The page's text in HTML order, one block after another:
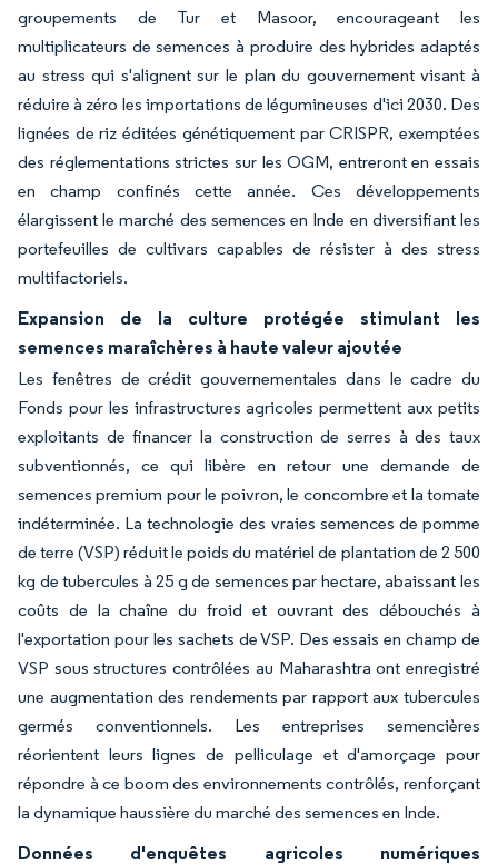
groupements de Tur et Masoor, encourageant les
multiplicateurs de semences à produire des hybrides adaptés
au stress qui s'alignent sur le plan du gouvernement visant à
réduire à zéro les importations de légumineuses d'ici 2030. Des
lignées de riz éditées génétiquement par CRISPR, exemptées
des réglementations strictes sur les OGM, entreront en essais
en champ confinés cette année. Ces développements
élargissent le marché des semences en Inde en diversifiant les
portefeuilles de cultivars capables de résister à des stress
multifactoriels.
Expansion de la culture protégée stimulant les
semences maraîchères à haute valeur ajoutée
Les fenêtres de crédit gouvernementales dans le cadre du
Fonds pour les infrastructures agricoles permettent aux petits
exploitants de financer la construction de serres à des taux
subventionnés, ce qui libère en retour une demande de
semences premium pour le poivron, le concombre et la tomate
indéterminée. La technologie des vraies semences de pomme
de terre (VSP) réduit le poids du matériel de plantation de 2 500
kg de tubercules à 25 g de semences par hectare, abaissant les
coûts de la chaîne du froid et ouvrant des débouchés à
l'exportation pour les sachets de VSP. Des essais en champ de
VSP sous structures contrôlées au Maharashtra ont enregistré
une augmentation des rendements par rapport aux tubercules
germés conventionnels. Les entreprises semencières
réorientent leurs lignes de pelliculage et d'amorçage pour
répondre à ce boom des environnements contrôlés, renforçant
la dynamique haussière du marché des semences en Inde.
Données d'enquêtes agricoles numériques